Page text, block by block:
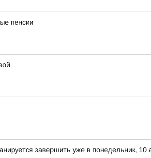
пенсии
завершить уже в понедельник, 10